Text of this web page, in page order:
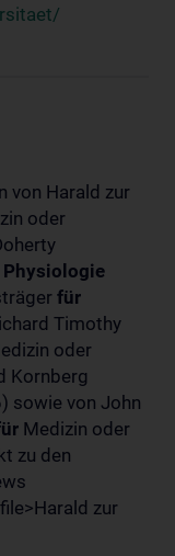
von Harald zur
oder
Physiologie
für
Timothy
oder
Kornberg
sowie von John
Medizin oder
zu den
zur